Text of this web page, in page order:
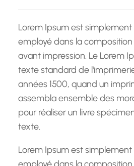
c
hLorem Ipsum est
employé dans la
avant impression. Le Lorem
texte standard de
années 1500, quand un
assembla ensemble des
pour réaliser un livre
texte.
Lorem Ipsum est